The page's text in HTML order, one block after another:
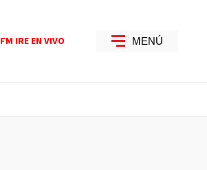
FM IRE EN VIVO MENÚ